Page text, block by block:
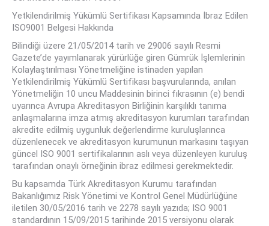
Yetkilendirilmiş Yükümlü Sertifikası Kapsamında İbraz Edilen
ISO9001 Belgesi Hakkında
Bilindiği üzere 21/05/2014 tarih ve 29006 sayılı Resmi
Gazete’de yayımlanarak yürürlüğe giren Gümrük İşlemlerinin
Kolaylaştırılması Yönetmeliğine istinaden yapılan
Yetkilendirilmiş Yükümlü Sertifikası başvurularında, anılan
Yönetmeliğin 10 uncu Maddesinin birinci fıkrasının (e) bendi
uyarınca Avrupa Akreditasyon Birliğinin karşılıklı tanıma
anlaşmalarına imza atmış akreditasyon kurumları tarafından
akredite edilmiş uygunluk değerlendirme kuruluşlarınca
düzenlenecek ve akreditasyon kurumunun markasını taşıyan
güncel ISO 9001 sertifikalarının aslı veya düzenleyen kuruluş
tarafından onaylı örneğinin ibraz edilmesi gerekmektedir.
Bu kapsamda Türk Akreditasyon Kurumu tarafından
Bakanlığımız Risk Yönetimi ve Kontrol Genel Müdürlüğüne
iletilen 30/05/2016 tarih ve 2278 sayılı yazıda; ISO 9001
standardının 15/09/2015 tarihinde 2015 versiyonu olarak